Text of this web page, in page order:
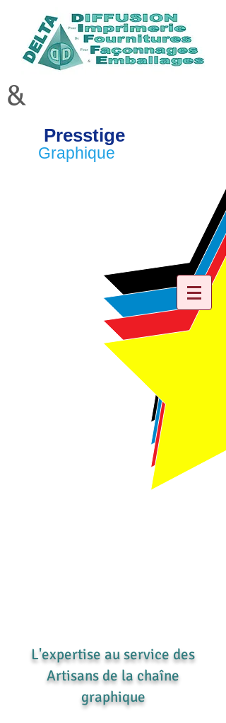
&
Presstige
Graphique
L'expertise au service des
Artisans de la chaîne
graphique